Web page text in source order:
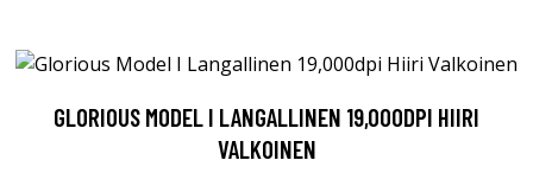
GLORIOUS MODEL I LANGALLINEN 19,000DPI HIIRI
VALKOINEN